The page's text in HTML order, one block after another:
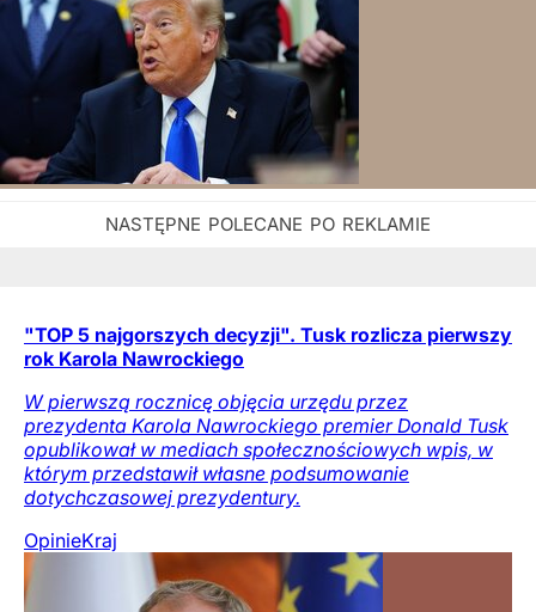
"TOP 5 najgorszych decyzji". Tusk rozlicza pierwszy
rok Karola Nawrockiego
W pierwszą rocznicę objęcia urzędu przez
prezydenta Karola Nawrockiego premier Donald Tusk
opublikował w mediach społecznościowych wpis, w
którym przedstawił własne podsumowanie
dotychczasowej prezydentury.
OpinieKraj